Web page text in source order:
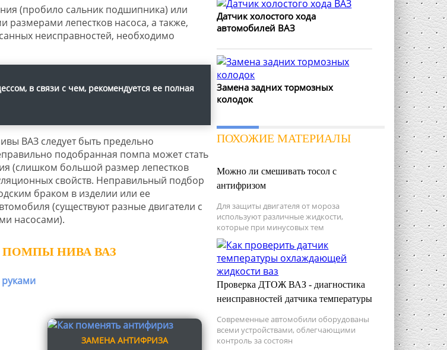
(пробило сальник подшипника) или
лепестков насоса, а также,
неисправностей, необходимо
в связи с чем, рекомендуется ее полная
ВАЗ следует быть предельно
подобранная помпа может стать
(слишком большой размер лепестков
свойств. Неправильный подбор
браком в изделии или ее
(существуют разные двигатели с
насосами).
НИВА ВАЗ
ЗАМЕНА АНТИФРИЗА
Датчик холостого хода
автомобилей ВАЗ
Замена задних тормозных
колодок
ПОХОЖИЕ МАТЕРИАЛЫ
Можно ли смешивать тосол с
антифризом
Для защиты двигателя от мороза
используют различные жидкости,
которые при минусовых тем
Проверка ДТОЖ ВАЗ - диагностика
неисправностей датчика температуры
Современные автомобили оборудованы
всеми устройствами, облегчающими
контроль за состоян